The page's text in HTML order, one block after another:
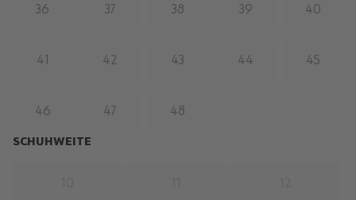
36 37 38 39 40
41 42 43 44 45
46 47 48
SCHUHWEITE